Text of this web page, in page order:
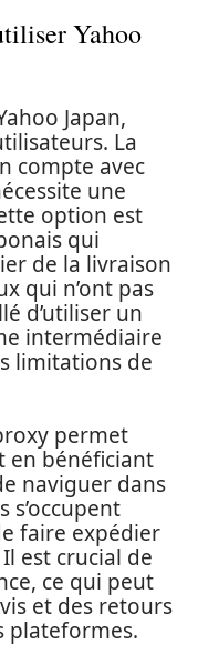
Yahoo
Japan,
La
compte avec
une
option est
qui
de la livraison
qui n’ont pas
d’utiliser un
intermédiaire
limitations de
permet
en bénéficiant
naviguer dans
s’occupent
faire expédier
est crucial de
ce qui peut
et des retours
plateformes.